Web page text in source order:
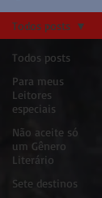
Todos posts
Para meus
Leitores
especiais
Não aceite só
um Gênero
Literário
Sete destinos
Todos posts